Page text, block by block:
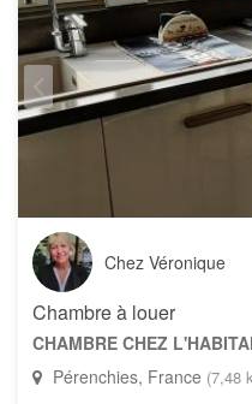
Chez Véronique
Chambre à louer
CHAMBRE CHEZ
Pérenchies, France (7,48